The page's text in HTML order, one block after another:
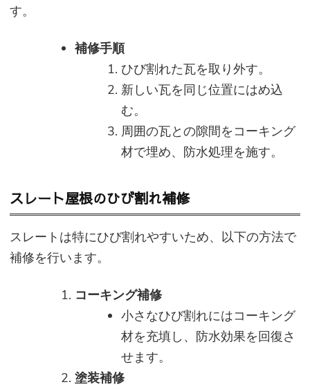
す。
補修手順
ひび割れた瓦を取り外す。
新しい瓦を同じ位置にはめ込
む。
周囲の瓦との隙間をコーキング
材で埋め、防水処理を施す。
スレート屋根のひび割れ補修
スレートは特にひび割れやすいため、以下の方法で
補修を行います。
コーキング補修
小さなひび割れにはコーキング
材を充填し、防水効果を回復さ
せます。
塗装補修